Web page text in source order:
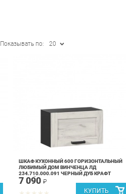
Показывать по: 20
ШКАФ КУХОННЫЙ 600 ГОРИЗОНТАЛЬНЫЙ
ЛЮБИМЫЙ ДОМ ВИНЧЕНЦА ЛД
234.710.000.091 ЧЕРНЫЙ ДУБ КРАФТ
БЕЛЫЙ
7 090 ₽